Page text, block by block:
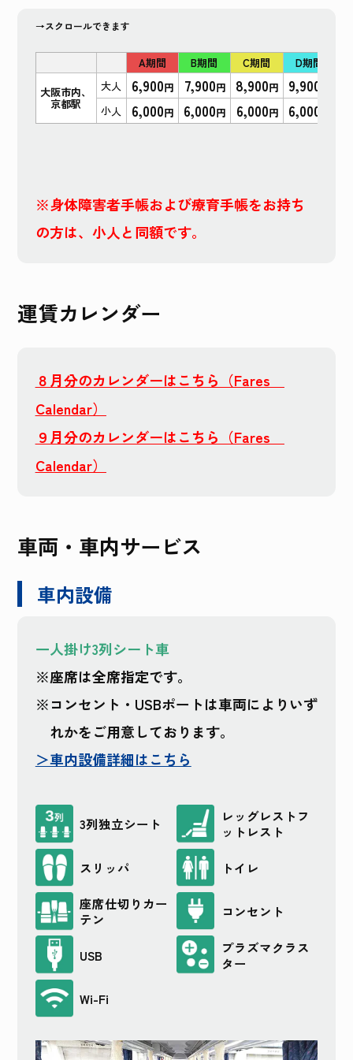
→スクロールできます
A期間 B期間 C期間 D期間
大阪市内、
京都駅
大人 6,900円 7,900円 8,900円 9,900
小人 6,000円 6,000円 6,000円 6,000
※身体障害者手帳および療育手帳をお持ち
の方は、小人と同額です。
運賃カレンダー
８月分のカレンダーはこちら（Fares
Calendar）
９月分のカレンダーはこちら（Fares
Calendar）
車両・車内サービス
車内設備
一人掛け3列シート車
※座席は全席指定です。
※コンセント・USBポートは車両によりいず
れかをご用意しております。
＞車内設備詳細はこちら
3列独立シート
レッグレストフ
ットレスト
スリッパ トイレ
座席仕切りカー
テン
コンセント
USB
プラズマクラス
ター
Wi-Fi